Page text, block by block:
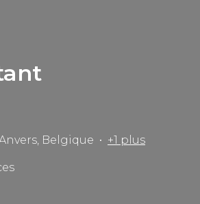
Belgique • +1 plus